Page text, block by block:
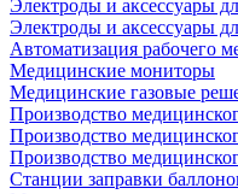
Электроды и аксессуары
Электроды и аксессуары
Автоматизация рабочего
Медицинские мониторы
Медицинские газовые
Производство
Производство
Производство
Станции заправки